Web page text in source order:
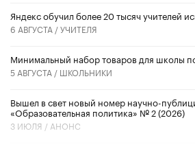
​Яндекс обучил более 20 тысяч учителей
6 АВГУСТА /УЧИТЕЛЯ
Минимальный набор товаров для школы
5 АВГУСТА / ШКОЛЬНИКИ
Вышел в свет новый номер научно-
«Образовательная политика» № 2 (2026)
3 ИЮЛЯ / АНОНС